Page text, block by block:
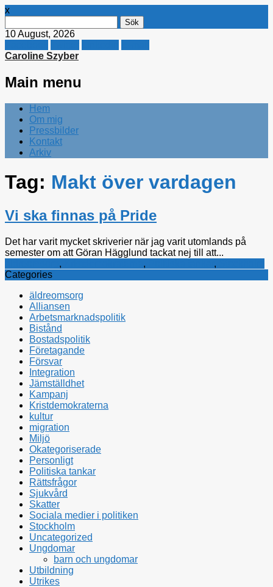
x
efter:
10 August, 2026
Caroline Szyber
Main menu
Skip
content
Hem
Om mig
Pressbilder
Kontakt
Arkiv
Tag: Makt över vardagen
Vi ska finnas på Pride
Det har varit mycket skriverier när jag varit utomlands på
semester om att Göran Hägglund tackat nej till att...
, , ,
Categories
äldreomsorg
Alliansen
Arbetsmarknadspolitik
Bistånd
Bostadspolitik
Företagande
Försvar
Integration
Jämställdhet
Kampanj
Kristdemokraterna
kultur
migration
Miljö
Okategoriserade
Personligt
Politiska tankar
Rättsfrågor
Sjukvård
Skatter
Sociala medier i politiken
Stockholm
Uncategorized
Ungdomar
barn och ungdomar
Utbildning
Utrikes